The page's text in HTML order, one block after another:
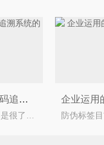
上海尚源防伪：企业运用二维码追溯系统的作用
说道二维码追溯，可能有些人并不是很了解，他可能要问什么是二维码追溯系统？二维码追溯，就是当消费者购